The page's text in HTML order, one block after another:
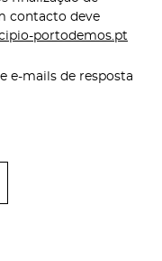
contacto deve
portodemos.pt
e-mails de resposta